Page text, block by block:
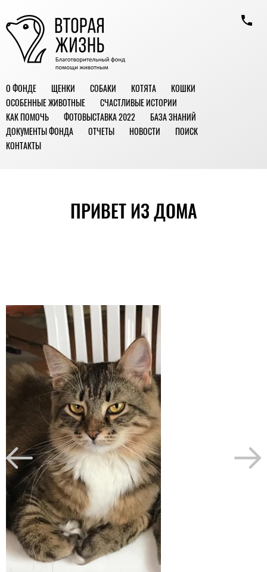
О ФОНДЕ ЩЕНКИ СОБАКИ КОТЯТА
КОШКИ
ОСОБЕННЫЕ ЖИВОТНЫЕ
СЧАСТЛИВЫЕ ИСТОРИИ
КАК ПОМОЧЬ
ФОТОВЫСТАВКА 2022
БАЗА ЗНАНИЙ
ДОКУМЕНТЫ ФОНДА
ОТЧЕТЫ НОВОСТИ
ПОИСК
КОНТАКТЫ
ПРИВЕТ ИЗ ДОМА